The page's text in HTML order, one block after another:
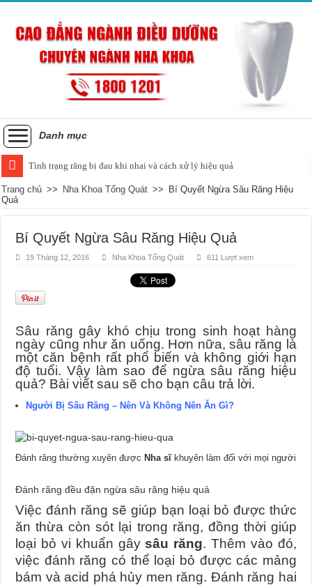
Danh mục
Tình trạng răng bị đau khi nhai và cách xử lý hiệu quả
Trang chủ >> Nha Khoa Tổng Quát >>
Bí Quyết Ngừa Sâu Răng Hiệu
Quả
Bí Quyết Ngừa Sâu Răng Hiệu Quả
19 Tháng 12, 2016 Nha Khoa Tổng Quát 611 Lượt xem
Sâu răng gây khó chịu trong sinh hoạt hàng
ngày cũng như ăn uống. Hơn nữa, sâu răng là
một căn bệnh rất phổ biến và không giới hạn
độ tuổi. Vậy làm sao để ngừa sâu răng hiệu
quả? Bài viết sau sẽ cho bạn câu trả lời.
Người Bị Sâu Răng – Nên Và Không Nên Ăn Gì?
Đánh răng thường xuyên được Nha sĩkhuyên làm đối với mọi người
Đánh răng đều đặn ngừa sâu răng hiệu quả
Việc đánh răng sẽ giúp bạn loại bỏ được thức
ăn thừa còn sót lại trong răng, đồng thời giúp
loại bỏ vi khuẩn gâysâu răng. Thêm vào đó,
việc đánh răng có thể loại bỏ được các mảng
bám và acid phá hủy men răng. Đánh răng hai